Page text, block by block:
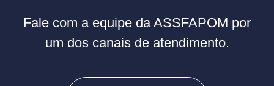
Fale com a equipe da ASSFAPOM por
um dos canais de atendimento.